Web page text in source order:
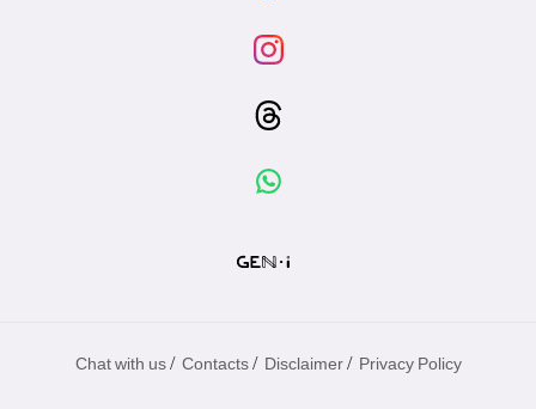
Chat with us / Contacts / Disclaimer / Privacy Policy